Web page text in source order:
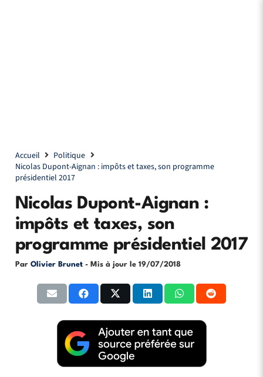
Accueil
Politique
Nicolas Dupont-Aignan : impôts et taxes, son programme
présidentiel 2017
Nicolas Dupont-Aignan :
impôts et taxes, son
programme présidentiel 2017
Par Olivier Brunet - Mis à jour le 19/07/2018